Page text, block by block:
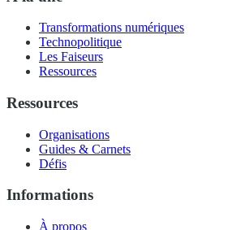
Transformations numériques
Technopolitique
Les Faiseurs
Ressources
Ressources
Organisations
Guides & Carnets
Défis
Informations
À propos